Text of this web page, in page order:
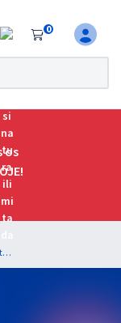
0
os
SEDES DF - Secretaria de Desenvolvimento Social do Distrito Federal - Noções de Direito Administrativo e Legislação - Professor: Rodrigo Cardoso (Pós-edital)